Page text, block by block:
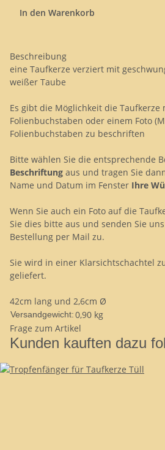
In den Warenkorb
Beschreibung
eine Taufkerze verziert mit
weißer Taube
Es gibt die Möglichkeit die Taufkerze
Folienbuchstaben oder einem Foto
Folienbuchstaben zu beschriften
Bitte wählen Sie die entsprechende
Beschriftung aus und tragen Sie
Name und Datum im Fenster Ihre
Wenn Sie auch ein Foto auf die
Sie dies bitte aus und senden Sie
Bestellung per Mail zu.
Sie wird in einer Klarsichtschachtel
geliefert.
42cm lang und 2,6cm Ø
Versandgewicht:0,90 kg
Frage zum Artikel
Kunden kauften dazu